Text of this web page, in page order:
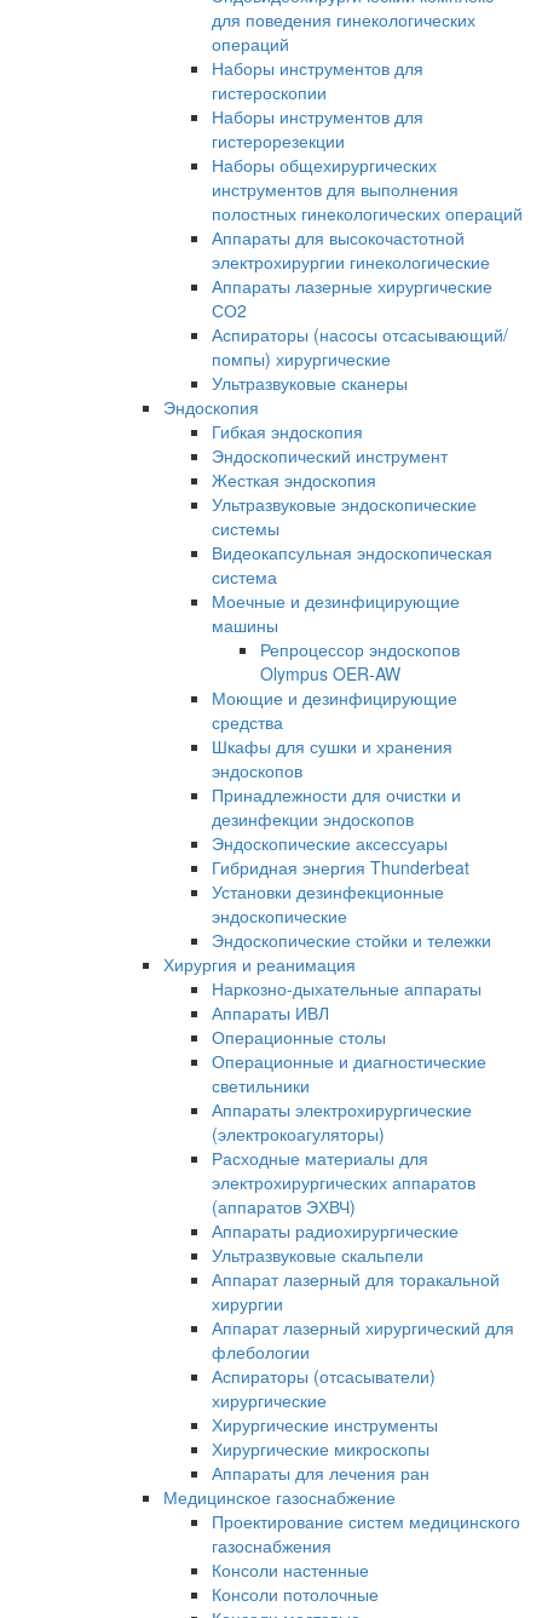
для поведения гинекологических
операций
Наборы инструментов для
гистероскопии
Наборы инструментов для
гистерорезекции
Наборы общехирургических
инструментов для выполнения
полостных гинекологических операций
Аппараты для высокочастотной
электрохирургии гинекологические
Аппараты лазерные хирургические
СО2
Аспираторы (насосы отсасывающий/
помпы) хирургические
Ультразвуковые сканеры
Эндоскопия
Гибкая эндоскопия
Эндоскопический инструмент
Жесткая эндоскопия
Ультразвуковые эндоскопические
системы
Видеокапсульная эндоскопическая
система
Моечные и дезинфицирующие
машины
Репроцессор эндоскопов
Olympus OER-AW
Моющие и дезинфицирующие
средства
Шкафы для сушки и хранения
эндоскопов
Принадлежности для очистки и
дезинфекции эндоскопов
Эндоскопические аксессуары
Гибридная энергия Thunderbeat
Установки дезинфекционные
эндоскопические
Эндоскопические стойки и тележки
Хирургия и реанимация
Наркозно-дыхательные аппараты
Аппараты ИВЛ
Операционные столы
Операционные и диагностические
светильники
Аппараты электрохирургические
(электрокоагуляторы)
Расходные материалы для
электрохирургических аппаратов
(аппаратов ЭХВЧ)
Аппараты радиохирургические
Ультразвуковые скальпели
Аппарат лазерный для торакальной
хирургии
Аппарат лазерный хирургический для
флебологии
Аспираторы (отсасыватели)
хирургические
Хирургические инструменты
Хирургические микроскопы
Аппараты для лечения ран
Медицинское газоснабжение
Проектирование систем медицинского
газоснабжения
Консоли настенные
Консоли потолочные